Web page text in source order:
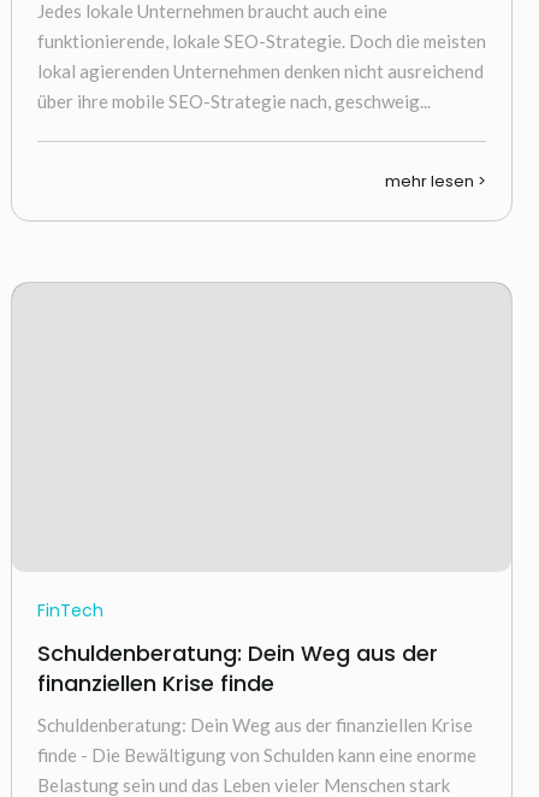
Jedes lokale Unternehmen braucht auch eine
funktionierende, lokale SEO-Strategie. Doch die meisten
lokal agierenden Unternehmen denken nicht ausreichend
über ihre mobile SEO-Strategie nach, geschweig...
mehr lesen >
FinTech
Schuldenberatung: Dein Weg aus der
finanziellen Krise finde
Schuldenberatung: Dein Weg aus der finanziellen Krise
finde - Die Bewältigung von Schulden kann eine enorme
Belastung sein und das Leben vieler Menschen stark